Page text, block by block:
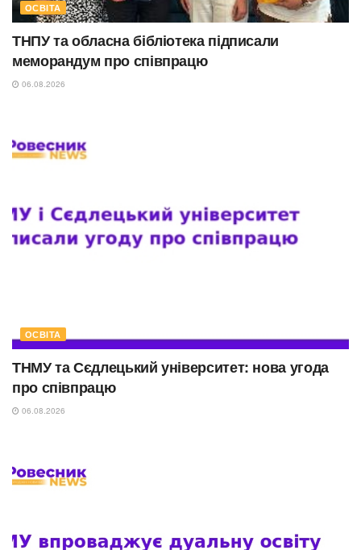
ОСВІТА
ТНПУ та обласна бібліотека підписали
меморандум про співпрацю
06.08.2026
ОСВІТА
ТНМУ та Сєдлецький університет: нова угода
про співпрацю
06.08.2026